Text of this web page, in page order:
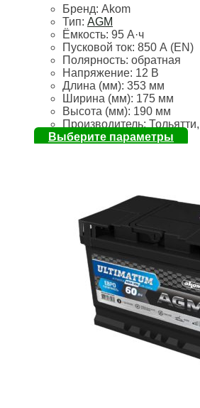
Бренд: Akom
Тип: AGM
Ёмкость: 95 А·ч
Пусковой ток: 850 А (EN)
Полярность: обратная
Напряжение: 12 В
Длина (мм): 353 мм
Ширина (мм): 175 мм
Высота (мм): 190 мм
Производитель:
Выберите параметры